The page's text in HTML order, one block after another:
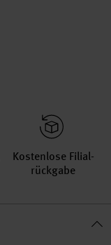
Kosten­lose Filial­
rückgabe